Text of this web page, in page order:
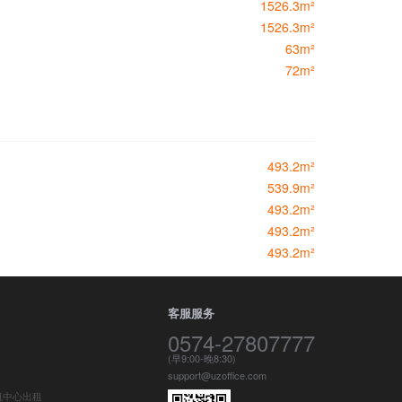
1526.3m²
1526.3m²
63m²
72m²
493.2m²
539.9m²
493.2m²
493.2m²
493.2m²
客服服务
0574-27807777
(早9:00-晚8:30)
support@uzoffice.com
心出租